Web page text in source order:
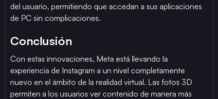
del usuario, permitiendo que accedan a sus aplicaciones
de PC sin complicaciones.
Conclusión
Con estas innovaciones, Meta está llevando la
experiencia de Instagram a un nivel completamente
nuevo en el ámbito de la realidad virtual. Las fotos 3D
permiten a los usuarios ver contenido de manera más